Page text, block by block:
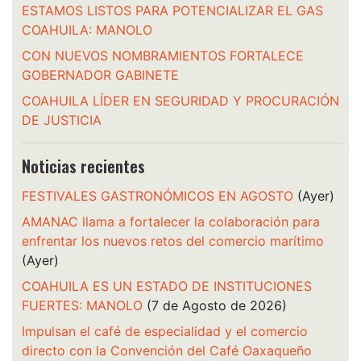
ESTAMOS LISTOS PARA POTENCIALIZAR EL GAS
COAHUILA: MANOLO
CON NUEVOS NOMBRAMIENTOS FORTALECE
GOBERNADOR GABINETE
COAHUILA LÍDER EN SEGURIDAD Y PROCURACIÓN
DE JUSTICIA
Noticias recientes
FESTIVALES GASTRONÓMICOS EN AGOSTO (Ayer)
AMANAC llama a fortalecer la colaboración para
enfrentar los nuevos retos del comercio marítimo
(Ayer)
COAHUILA ES UN ESTADO DE INSTITUCIONES
FUERTES: MANOLO (7 de Agosto de 2026)
Impulsan el café de especialidad y el comercio
directo con la Convención del Café Oaxaqueño